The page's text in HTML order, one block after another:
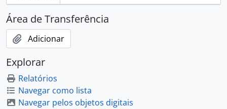
Área de Transferência
Adicionar
Explorar
Relatórios
Navegar como lista
Navegar pelos objetos digitais